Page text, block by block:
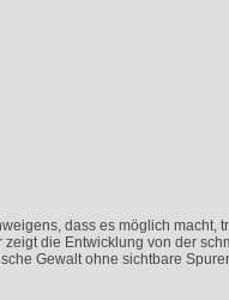
dass es möglich macht,
die Entwicklung von der
Gewalt ohne sichtbare